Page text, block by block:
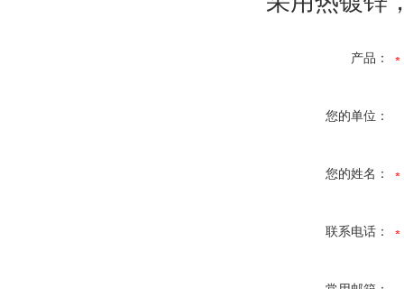
产品：
您的单位：
您的姓名：
联系电话：